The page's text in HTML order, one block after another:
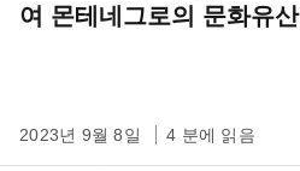
여 몬테네그로의 문화유
2023년 9월 8일 4 분에 읽음